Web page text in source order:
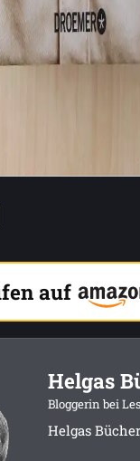
auf
Helgas
Bloggerin bei
Helgas